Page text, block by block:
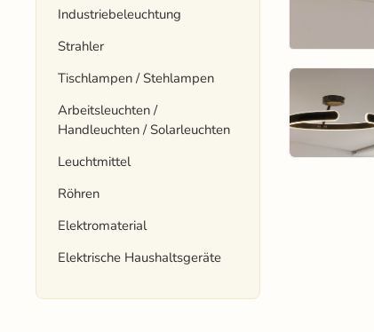
Industriebeleuchtung
Strahler
Tischlampen / Stehlampen
Arbeitsleuchten /
Handleuchten / Solarleuchten
Leuchtmittel
Röhren
Elektromaterial
Elektrische Haushaltsgeräte